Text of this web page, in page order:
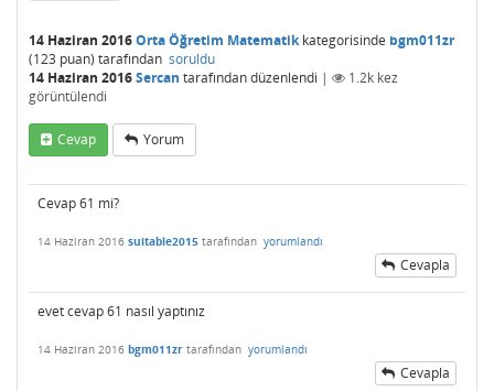
14 Haziran 2016Orta Öğretim Matematikkategorisinde bgm011zr
(123 puan) tarafından soruldu
14 Haziran 2016Sercan tarafındandüzenlendi | 1.2k kez
görüntülendi
Cevap Yorum
Cevap 61 mi?
14 Haziran 2016 suitable2015 tarafından yorumlandı
Cevapla
evet cevap 61 nasıl yaptınız
14 Haziran 2016 bgm011zr tarafından yorumlandı
Cevapla